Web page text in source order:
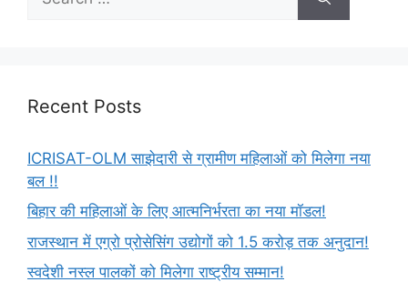
Recent Posts
ICRISAT-OLM साझेदारी से ग्रामीण महिलाओं को मिलेगा नया
बल !!
बिहार की महिलाओं के लिए आत्मनिर्भरता का नया मॉडल!
राजस्थान में एग्रो प्रोसेसिंग उद्योगों को 1.5 करोड़ तक अनुदान!
स्वदेशी नस्ल पालकों को मिलेगा राष्ट्रीय सम्मान!